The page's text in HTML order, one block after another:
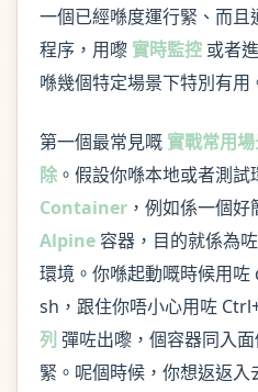
一個已經喺度運行緊、而且
程序，用嚟 實時監控 或者
喺幾個特定場景下特別有用
第一個最常見嘅 實戰常用
除 。假設你喺本地或者測試
Container ，例如係一個好
Alpine 容器，目的就係為
環境。你喺起動嘅時候用
sh，跟住你唔小心用咗
列 彈咗出嚟，個容器同入
緊。呢個時候，你想返返入